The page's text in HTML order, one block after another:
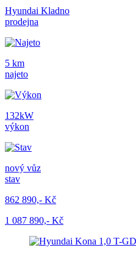
Hyundai Kladno
prodejna
5 km
najeto
132kW
výkon
nový vůz
stav
862 890,- Kč
1 087 890,- Kč